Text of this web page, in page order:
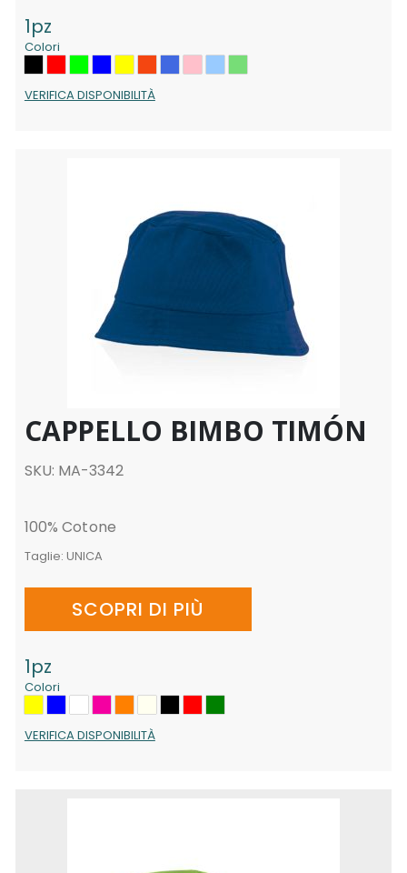
1pz
Colori
VERIFICA DISPONIBILITÀ
CAPPELLO BIMBO TIMÓN
SKU: MA-3342
100% Cotone
Taglie: UNICA
SCOPRI DI PIÙ
1pz
Colori
VERIFICA DISPONIBILITÀ